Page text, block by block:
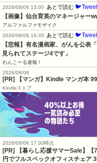
2026/08/06 13:00
あとで読む 🐦Tweet
【画像】仙台育英のマネージャ
アルファルファモザイク
2026/08/06 16:35
あとで読む 🐦Tweet
【悲報】有名漫画家、がんを公表
見られてステージ4です」
わんこーる速報！
2026/08/06
[PR] 【マンガ】Kindle マンガ本
Kindleストア
2026/08/06 17:30時点
[PR] 【暮らし応援サマーSale】
円でフルスペックオフィスチェア